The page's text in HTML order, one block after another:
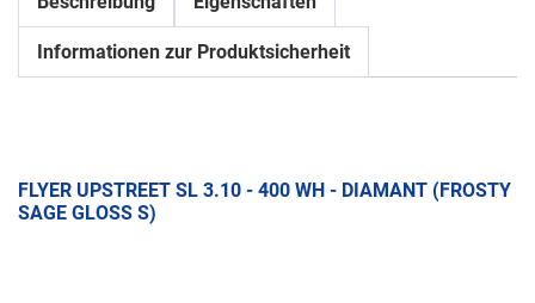
Informationen zur Produktsicherheit
FLYER UPSTREET SL 3.10 - 400 WH - DIAMANT (FROSTY
SAGE GLOSS S)